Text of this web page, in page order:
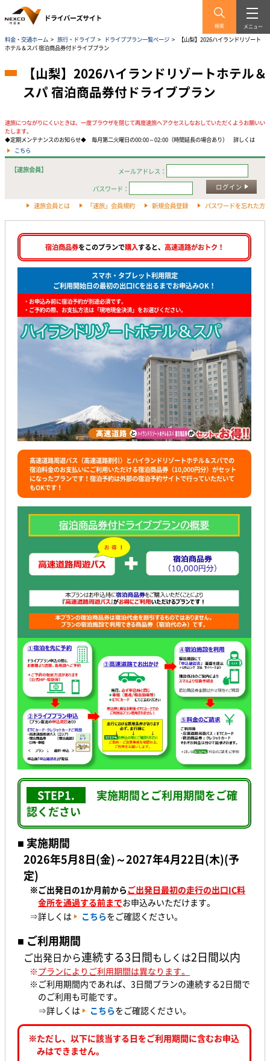
検索 メニュー
料金・交通ホーム > 旅行・ドライブ > ドライブプラン一覧ページ >
【山梨】2026ハイランドリゾート
ホテル＆スパ 宿泊商品券付ドライブプラン
【山梨】2026ハイランドリゾートホテル＆
スパ 宿泊商品券付ドライブプラン
速旅につながりにくいときは、一度ブラウザを閉じて再度速旅へアクセスしなおしていただくようお願いい
たします。
◆定期メンテナンスのお知らせ◆ 毎月第二火曜日の00:00～02:00（時間延長の場合あり） 詳しくは
こちら
【速旅会員】
メールアドレス：
パスワード：
ログイン
速旅会員とは 「速旅」会員規約 新規会員登録 パスワードを忘れた方
宿泊商品券をこのプランで購入すると、 高速道路がおトク！
スマホ・タブレット利用限定
ご利用開始日の最初の出口ICを出るまでお申込みOK！
・お申込み前に宿泊予約が別途必須です。
・ご予約の際、お支払方法は「現地現金決済」をお選びください。
高速道路周遊パス（高速道路割引）とハイランドリゾートホテル＆スパでの
宿泊料金のお支払いにご利用いただける宿泊商品券（10,000円分）がセット
になったプランです！宿泊予約は外部の宿泊予約サイトで行っていただいて
もOKです！
STEP1.
実施期間とご利用期間をご確
認ください
■ 実施期間
2026年5月8日(金)～2027年4月22日(木)(予
定)
※ご出発日の1か月前からご出発日最初の走行の出口IC料
金所を通過する前までお申込みいただけます。
⇒詳しくは
こちらをご確認ください。
■ ご利用期間
ご出発日から連続する3日間もしくは2日間以内
※プランによりご利用期間は異なります。
※ご利用期間内であれば、3日間プランの連続する2日間で
のご利用も可能です。
⇒詳しくは
こちらをご確認ください。
※ただし、以下に該当する日をご利用期間に含むお申込
みはできません。